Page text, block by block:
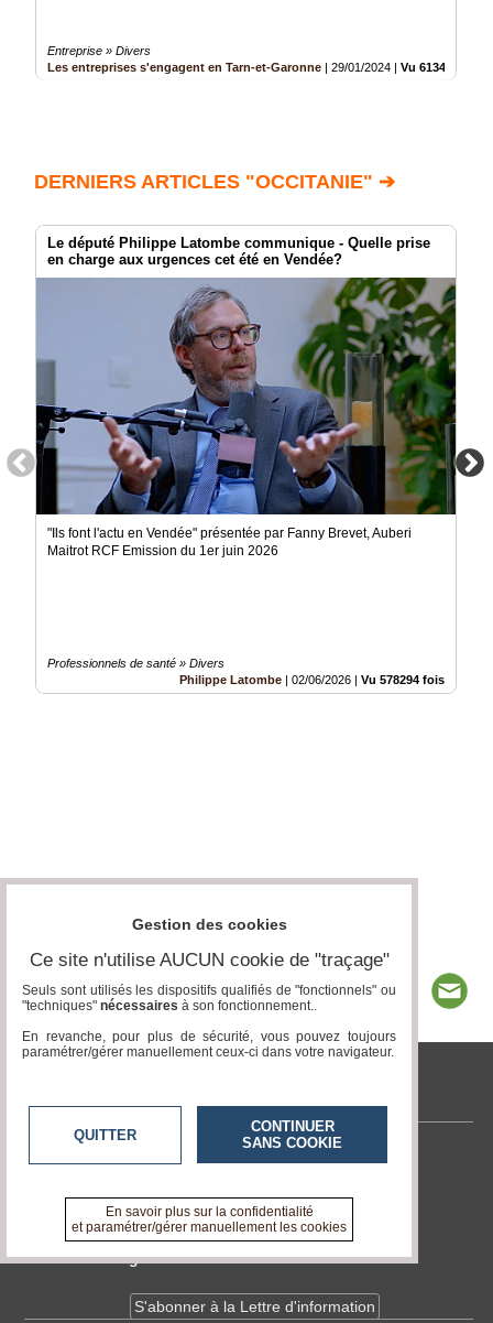
Entreprise » Divers
Les entreprises s'engagent en Tarn-et-Garonne | 29/01/2024 | Vu 613464 fois
DERNIERS ARTICLES "OCCITANIE" ➔
Le député Philippe Latombe communique - Quelle prise
en charge aux urgences cet été en Vendée?
"Ils font l'actu en Vendée" présentée par Fanny Brevet, Auberi
Maitrot RCF Emission du 1er juin 2026
Professionnels de santé » Divers
Philippe Latombe | 02/06/2026 | Vu 578294 fois
tvlocale.fr
Contactez-nous
A propos de tvlocale.fr
Devenir délégué
S'abonner à la Lettre d'information
Gestion des cookies
Ce site n'utilise AUCUN cookie de "traçage"
Seuls sont utilisés les dispositifs qualifiés de "fonctionnels" ou
"techniques" nécessaires à son fonctionnement..
En revanche, pour plus de sécurité, vous pouvez toujours
paramétrer/gérer manuellement ceux-ci dans votre navigateur.
QUITTER
CONTINUER
SANS COOKIE
En savoir plus sur la confidentialité
et paramétrer/gérer manuellement les cookies